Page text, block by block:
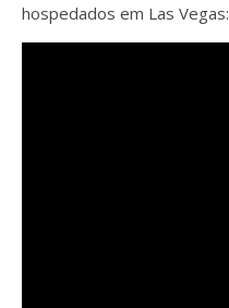
hospedados em Las Vegas: